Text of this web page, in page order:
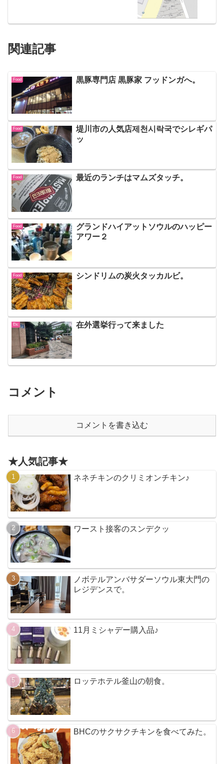
関連記事
Food 黒豚専門店 黒豚家 フッドンガへ。
Food
堤川市の人気店제천시락국でシレギパ
ッ
Food 最近のランチはマムズタッチ。
Food
グランドハイアットソウルのハッピー
アワー２
Food シンドリムの炭火タッカルビ。
Etc 在外選挙行って来ました
コメント
コメントを書き込む
★人気記事★
ネネチキンのクリミオンチキン♪
ワースト接客のスンデクッ
ノボテルアンバサダーソウル東大門の
レジデンスで。
11月ミシャデー購入品♪
ロッテホテル釜山の朝食。
BHCのサクサクチキンを食べてみた。